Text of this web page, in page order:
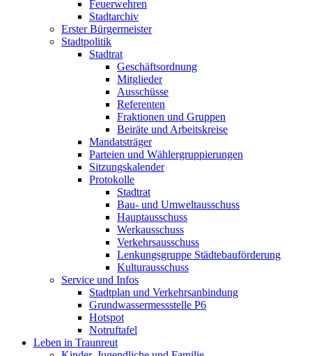
Feuerwehren
Stadtarchiv
Erster Bürgermeister
Stadtpolitik
Stadtrat
Geschäftsordnung
Mitglieder
Ausschüsse
Referenten
Fraktionen und Gruppen
Beiräte und Arbeitskreise
Mandatsträger
Parteien und Wählergruppierungen
Sitzungskalender
Protokolle
Stadtrat
Bau- und Umweltausschuss
Hauptausschuss
Werkausschuss
Verkehrsausschuss
Lenkungsgruppe Städtebauförderung
Kulturausschuss
Service und Infos
Stadtplan und Verkehrsanbindung
Grundwassermessstelle P6
Hotspot
Notruftafel
Leben in Traunreut